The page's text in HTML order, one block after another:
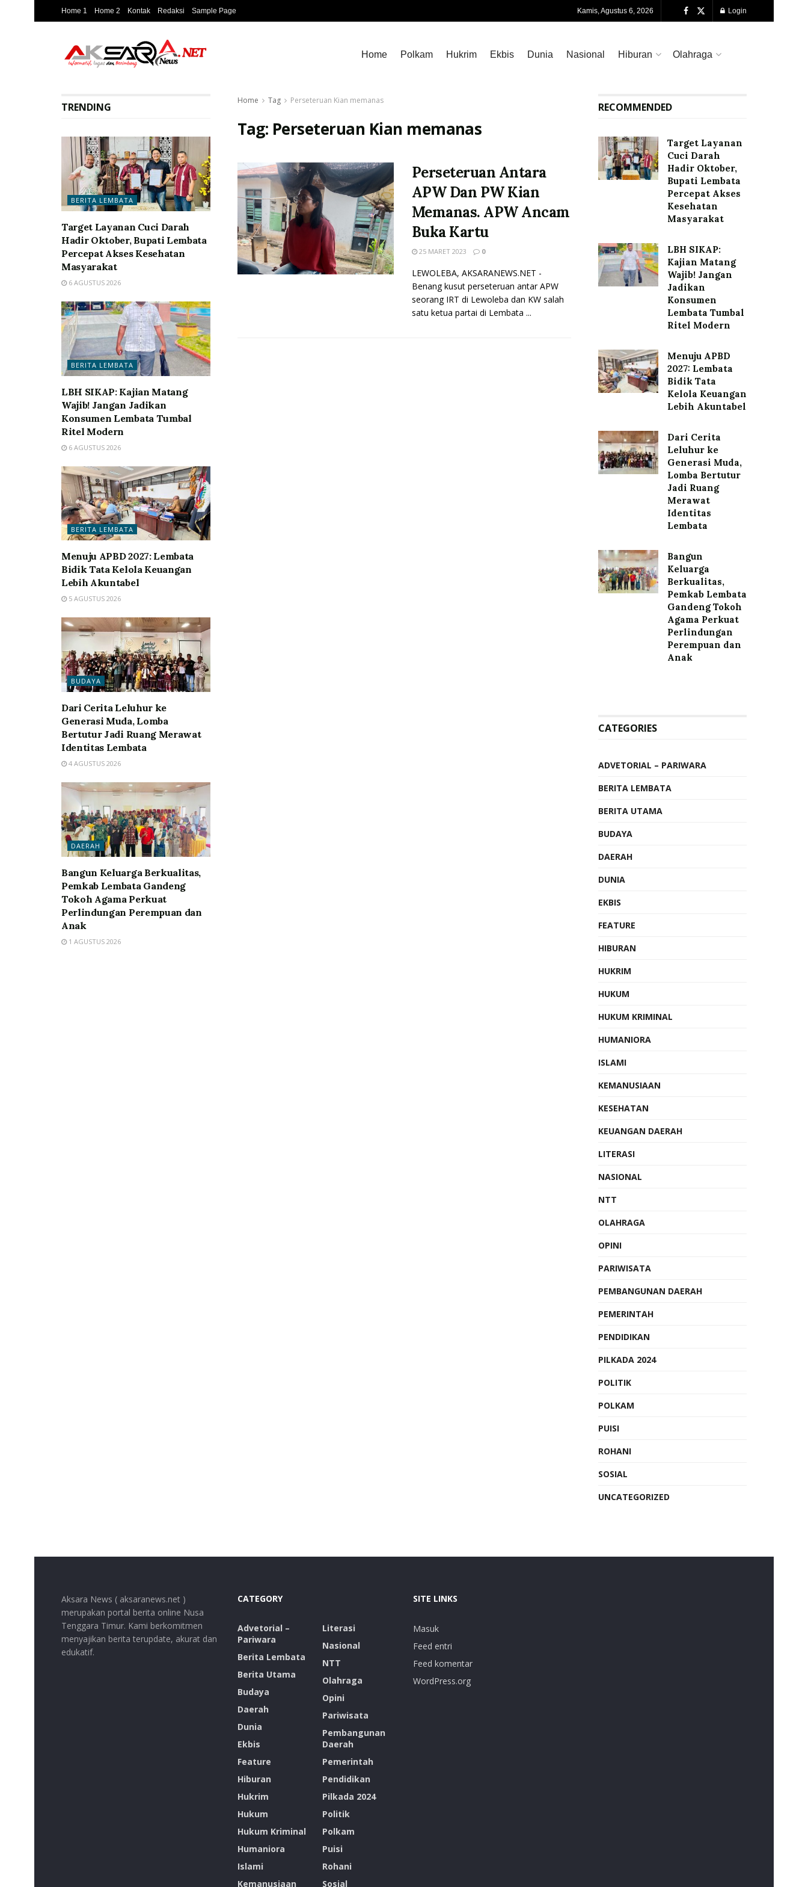
Home 1 Home 2 Kontak Redaksi Sample Page Kamis, Agustus 6, 2026 Login
Home Polkam Hukrim Ekbis Dunia Nasional Hiburan Olahraga
Home Tag Perseteruan Kian memanas
Tag: Perseteruan Kian memanas
Perseteruan Antara
APW Dan PW Kian
Memanas. APW Ancam
Buka Kartu
25 MARET 2023 0
LEWOLEBA, AKSARANEWS.NET -
Benang kusut perseteruan antar APW
seorang IRT di Lewoleba dan KW salah
satu ketua partai di Lembata ...
TRENDING
BERITA LEMBATA
Target Layanan Cuci Darah
Hadir Oktober, Bupati Lembata
Percepat Akses Kesehatan
Masyarakat
6 AGUSTUS 2026
BERITA LEMBATA
LBH SIKAP: Kajian Matang
Wajib! Jangan Jadikan
Konsumen Lembata Tumbal
Ritel Modern
6 AGUSTUS 2026
BERITA LEMBATA
Menuju APBD 2027: Lembata
Bidik Tata Kelola Keuangan
Lebih Akuntabel
5 AGUSTUS 2026
BUDAYA
Dari Cerita Leluhur ke
Generasi Muda, Lomba
Bertutur Jadi Ruang Merawat
Identitas Lembata
4 AGUSTUS 2026
DAERAH
Bangun Keluarga Berkualitas,
Pemkab Lembata Gandeng
Tokoh Agama Perkuat
Perlindungan Perempuan dan
Anak
1 AGUSTUS 2026
RECOMMENDED
Target Layanan
Cuci Darah
Hadir Oktober,
Bupati Lembata
Percepat Akses
Kesehatan
Masyarakat
LBH SIKAP:
Kajian Matang
Wajib! Jangan
Jadikan
Konsumen
Lembata Tumbal
Ritel Modern
Menuju APBD
2027: Lembata
Bidik Tata
Kelola Keuangan
Lebih Akuntabel
Dari Cerita
Leluhur ke
Generasi Muda,
Lomba Bertutur
Jadi Ruang
Merawat
Identitas
Lembata
Bangun
Keluarga
Berkualitas,
Pemkab Lembata
Gandeng Tokoh
Agama Perkuat
Perlindungan
Perempuan dan
Anak
CATEGORIES
ADVETORIAL – PARIWARA
BERITA LEMBATA
BERITA UTAMA
BUDAYA
DAERAH
DUNIA
EKBIS
FEATURE
HIBURAN
HUKRIM
HUKUM
HUKUM KRIMINAL
HUMANIORA
ISLAMI
KEMANUSIAAN
KESEHATAN
KEUANGAN DAERAH
LITERASI
NASIONAL
NTT
OLAHRAGA
OPINI
PARIWISATA
PEMBANGUNAN DAERAH
PEMERINTAH
PENDIDIKAN
PILKADA 2024
POLITIK
POLKAM
PUISI
ROHANI
SOSIAL
UNCATEGORIZED
Aksara News ( aksaranews.net )
merupakan portal berita online Nusa
Tenggara Timur. Kami berkomitmen
menyajikan berita terupdate, akurat dan
edukatif.
CATEGORY
Advetorial –
Pariwara
Berita Lembata
Berita Utama
Budaya
Daerah
Dunia
Ekbis
Feature
Hiburan
Hukrim
Hukum
Hukum Kriminal
Humaniora
Islami
Kemanusiaan
Literasi
Nasional
NTT
Olahraga
Opini
Pariwisata
Pembangunan
Daerah
Pemerintah
Pendidikan
Pilkada 2024
Politik
Polkam
Puisi
Rohani
Sosial
SITE LINKS
Masuk
Feed entri
Feed komentar
WordPress.org